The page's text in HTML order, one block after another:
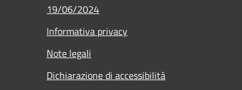
19/06/2024
Informativa privacy
Note legali
Dichiarazione di accessibilità